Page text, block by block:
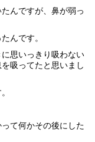
んですが、鼻が弱っ
んです。
思いっきり吸わない
吸ってたと思いまし
て何かその後にした